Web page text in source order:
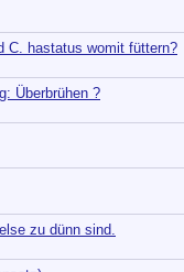
C. hastatus womit füttern?
Überbrühen ?
zu dünn sind.